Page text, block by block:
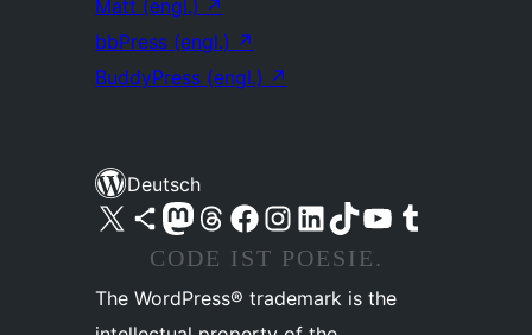
Matt (engl.) ↗
bbPress (engl.) ↗
BuddyPress (engl.) ↗
Deutsch
Unser X-Konto (früher Twitter) besuchen
Unser Bluesky-Konto besuchen
Unser Mastodon-Konto besuchen
Unser Threads-Konto besuchen
Unsere Facebook-Seite besuchen
Unser Instagram-Konto besuchen
Unser LinkedIn-Konto besuchen
Unser TikTok-Konto besuchen
Unseren YouTube-Kanal besuchen
Unser Tumblr-Konto besuchen
CODE IST POESIE.
The WordPress® trademark is the